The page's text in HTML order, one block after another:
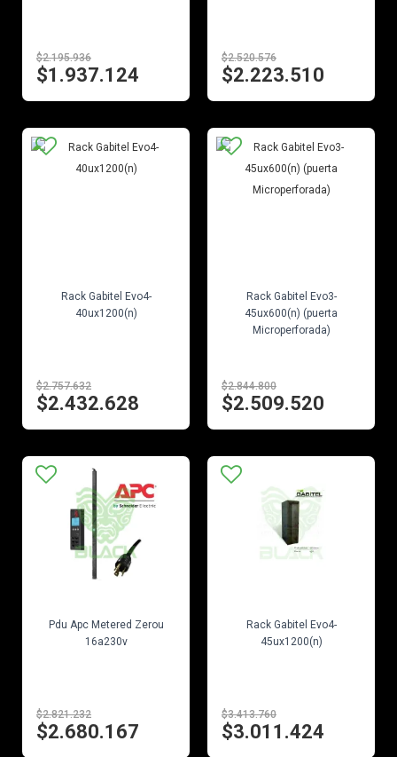
$2.195.936
$1.937.124
$2.520.576
$2.223.510
Rack Gabitel Evo4-
40ux1200(n)
$2.757.632
$2.432.628
Rack Gabitel Evo3-
45ux600(n) (puerta
Microperforada)
$2.844.800
$2.509.520
Pdu Apc Metered Zerou
16a230v
$2.821.232
$2.680.167
Rack Gabitel Evo4-
45ux1200(n)
$3.413.760
$3.011.424